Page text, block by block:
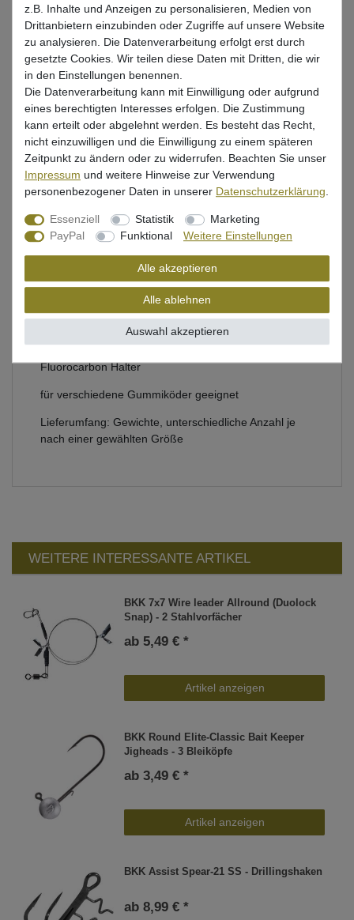
In den Warenkorb
Wunschliste
Beschreibung
Bewertung
Produktsicherheit
Gewichte für Softbaits von BKK
Fluorocarbon Halter
für verschiedene Gummiköder geeignet
Lieferumfang: Gewichte, unterschiedliche Anzahl je
nach einer gewählten Größe
WEITERE INTERESSANTE ARTIKEL
BKK 7x7 Wire leader Allround (Duolock
Snap) - 2 Stahlvorfächer
ab 5,49 € *
Artikel anzeigen
BKK Round Elite-Classic Bait Keeper
Jigheads - 3 Bleiköpfe
ab 3,49 € *
Artikel anzeigen
BKK Assist Spear-21 SS - Drillingshaken
ab 8,99 € *
z.B. Inhalte und Anzeigen zu personalisieren, Medien von
Drittanbietern einzubinden oder Zugriffe auf unsere Website
zu analysieren. Die Datenverarbeitung erfolgt erst durch
gesetzte Cookies. Wir teilen diese Daten mit Dritten, die wir
in den Einstellungen benennen.
Die Datenverarbeitung kann mit Einwilligung oder aufgrund
eines berechtigten Interesses erfolgen. Die Zustimmung
kann erteilt oder abgelehnt werden. Es besteht das Recht,
nicht einzuwilligen und die Einwilligung zu einem späteren
Zeitpunkt zu ändern oder zu widerrufen. Beachten Sie unser
Impressum und weitere Hinweise zur Verwendung
personenbezogener Daten in unserer Daten­schutz­erklärung.
Essenziell Statistik
Marketing
PayPal
Funktional Weitere Einstellungen
Alle akzeptieren
Alle ablehnen
Auswahl akzeptieren